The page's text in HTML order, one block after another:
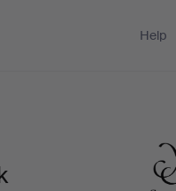
Help